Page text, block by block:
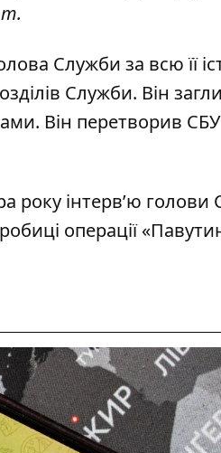
Служби за всю її
Служби. Він
Він перетворив
року інтерв’ю голови
операції